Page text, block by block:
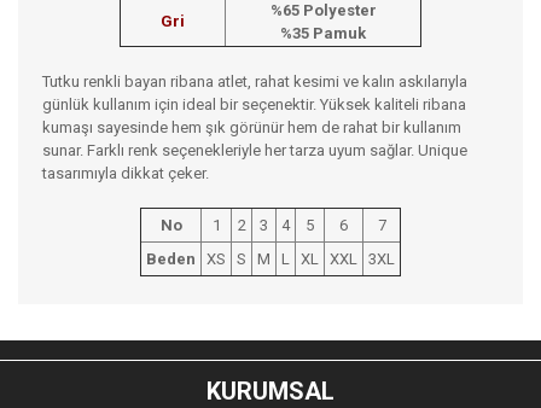
Gri
%65 Polyester
%35 Pamuk
Tutku renkli bayan ribana atlet, rahat kesimi ve kalın askılarıyla
günlük kullanım için ideal bir seçenektir. Yüksek kaliteli ribana
kumaşı sayesinde hem şık görünür hem de rahat bir kullanım
sunar. Farklı renk seçenekleriyle her tarza uyum sağlar. Unique
tasarımıyla dikkat çeker.
No 1 2 3 4 5 6
7
Beden
XS S M L XL XXL 3XL
Bu ürünün fiyat bilgisi, resim, ürün açıklamalarında ve diğer
konularda yetersiz gördüğünüz noktaları öneri formunu
kullanarak tarafımıza iletebilirsiniz.
KURUMSAL